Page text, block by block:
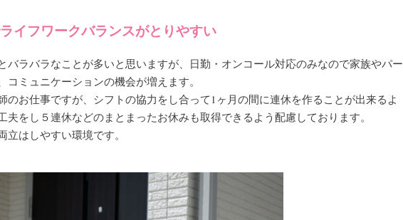
イフワークバランスがとりやすい
バラバラなことが多いと思いますが、日勤・オンコール対応のみなので家族やパー
ミュニケーションの機会が増えます。
のお仕事ですが、シフトの協力をし合って1ヶ月の間に連休を作ることが出来るよ
をし５連休などのまとまったお休みも取得できるよう配慮しております。
はしやすい環境です。